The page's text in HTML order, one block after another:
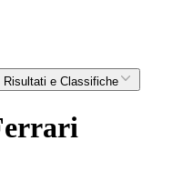
Risultati e Classifiche